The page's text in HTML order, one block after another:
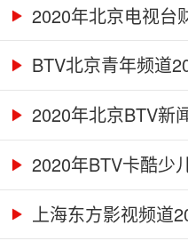
2020年北京电视台
BTV北京青年频道
2020年北京BTV新
2020年BTV卡酷少
上海东方影视频道